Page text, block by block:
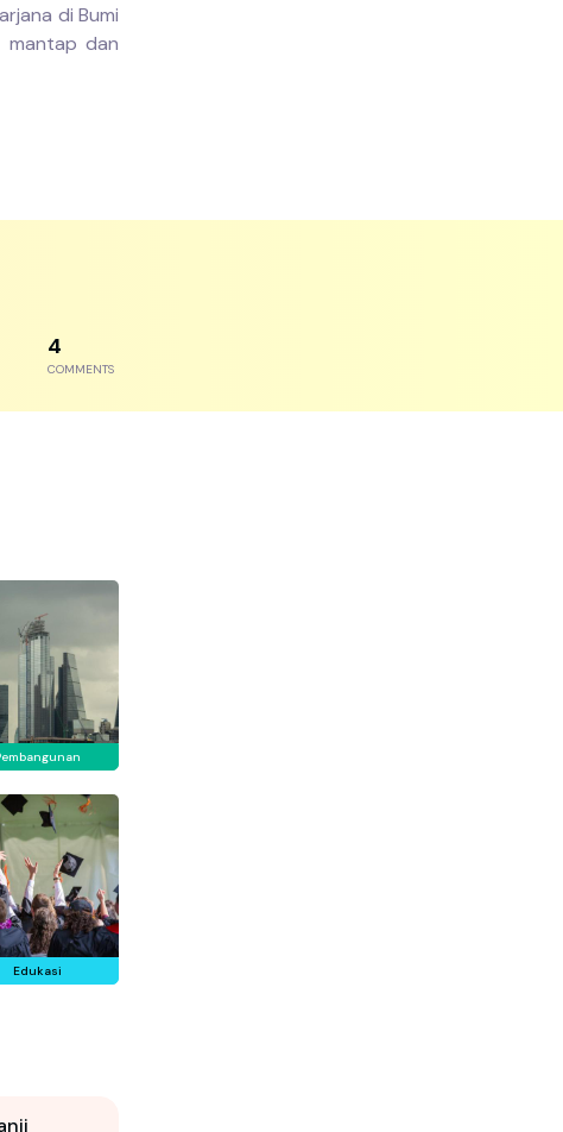
di Bumi
mantap dan
6
COMMENTS
Edukasi